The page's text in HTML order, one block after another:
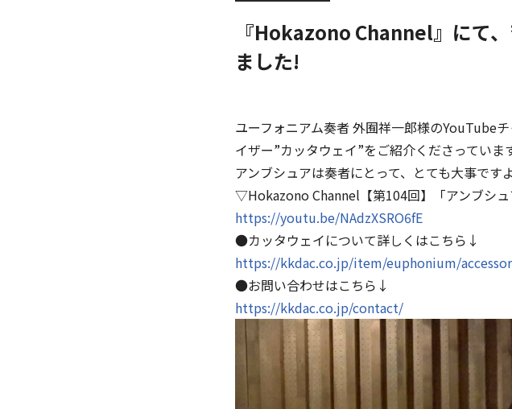
『Hokazono Channel』にて
ました!
ユーフォニアム奏者 外囿祥一郎様のYouTube
イザー”カッタウェイ”をご紹介くださっていま
アンブシュアは奏者にとって、とても大事です
▽Hokazono Channel【第104回】「アンブシュ
https://youtu.be/NAdzXSRO6fE
●カッタウェイについて詳しくはこちら↓
https://kkdac.co.jp/item/euphonium/
●お問い合わせはこちら↓
https://kkdac.co.jp/contact/